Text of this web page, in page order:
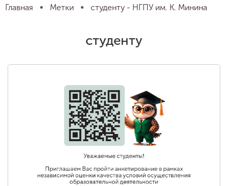
Абитуриенту
Обучение
Наука
Главная Метки студенту - НГПУ им. К. Минина
студенту